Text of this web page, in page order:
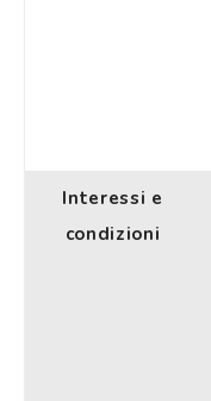
Interessi e
condizioni